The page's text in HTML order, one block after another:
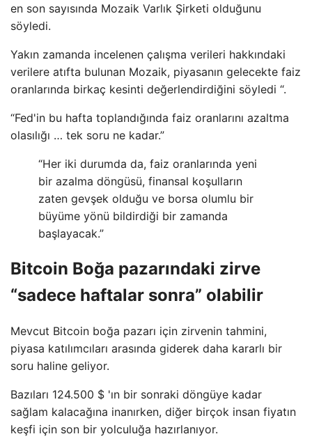
en son sayısında Mozaik Varlık Şirketi olduğunu
söyledi.
Yakın zamanda incelenen çalışma verileri hakkındaki
verilere atıfta bulunan Mozaik, piyasanın gelecekte faiz
oranlarında birkaç kesinti değerlendirdiğini söyledi “.
“Fed'in bu hafta toplandığında faiz oranlarını azaltma
olasılığı … tek soru ne kadar.”
“Her iki durumda da, faiz oranlarında yeni
bir azalma döngüsü, finansal koşulların
zaten gevşek olduğu ve borsa olumlu bir
büyüme yönü bildirdiği bir zamanda
başlayacak.”
Bitcoin Boğa pazarındaki zirve
“sadece haftalar sonra” olabilir
Mevcut Bitcoin boğa pazarı için zirvenin tahmini,
piyasa katılımcıları arasında giderek daha kararlı bir
soru haline geliyor.
Bazıları 124.500 $ 'ın bir sonraki döngüye kadar
sağlam kalacağına inanırken, diğer birçok insan fiyatın
keşfi için son bir yolculuğa hazırlanıyor.